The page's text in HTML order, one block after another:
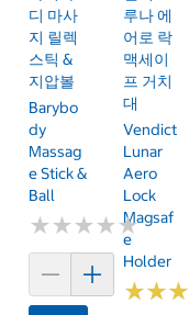
디 마사
지 릴렉
스틱 &
지압볼
Barybo
Dy
Massag
E Stick &
Ball
★★★★★
★★★★★
루나 에
어로 락
맥세이
프 거치
대
Vendict
Lunar
Aero
Lock
Magsaf
E
Holder
★★★
★★★